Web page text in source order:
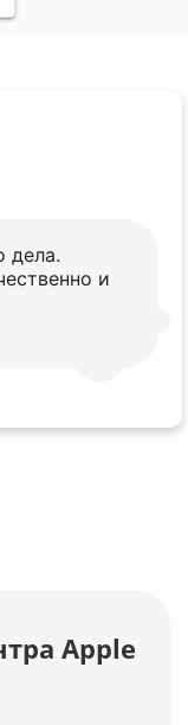
дела.
и
Apple